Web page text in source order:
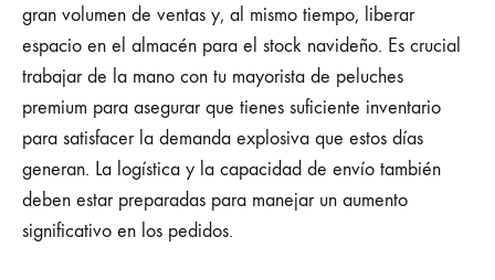
gran volumen de ventas y, al mismo tiempo, liberar
espacio en el almacén para el stock navideño. Es crucial
trabajar de la mano con tu mayorista de peluches
premium para asegurar que tienes suficiente inventario
para satisfacer la demanda explosiva que estos días
generan. La logística y la capacidad de envío también
deben estar preparadas para manejar un aumento
significativo en los pedidos.